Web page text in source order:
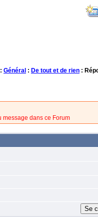
: Général : De tout et de rien :
message dans ce Forum